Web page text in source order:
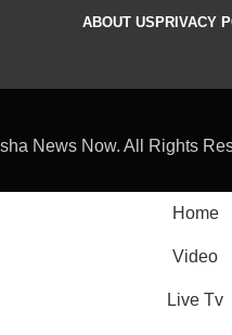
ABOUT US PRIVACY
News Now. All Rights
Home
Video
Live Tv